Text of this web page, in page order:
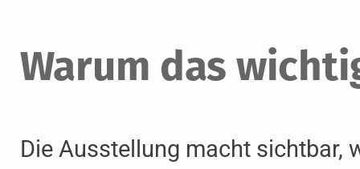
Warum das
Die Ausstellung macht sichtbar,